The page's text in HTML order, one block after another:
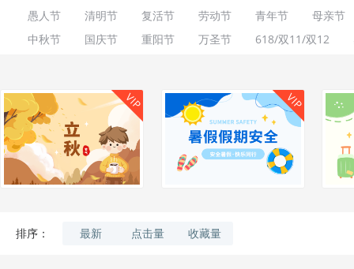
愚人节
清明节 复活节 劳动节 青年节
母亲节
中秋节
国庆节 重阳节 万圣节 618/双11/双12
VIP VIP
排序： 最新 点击量 收藏量